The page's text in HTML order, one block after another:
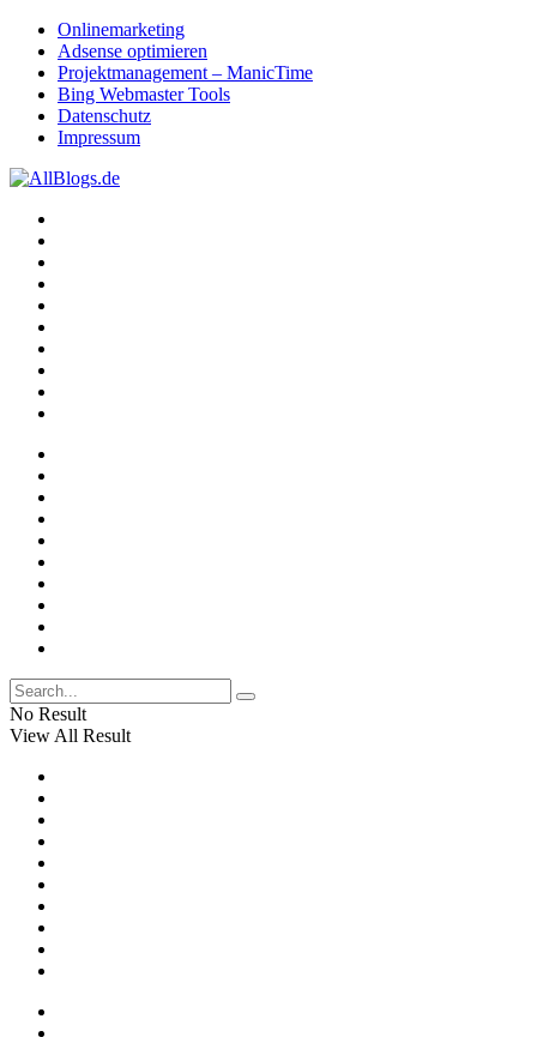
Onlinemarketing
Adsense optimieren
Projektmanagement – ManicTime
Bing Webmaster Tools
Datenschutz
Impressum
No Result
View All Result